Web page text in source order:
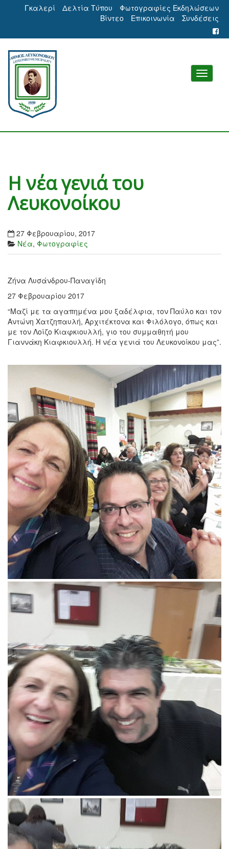
Γκαλερί Δελτία Τύπου
Φωτογραφίες Εκδηλώσεων
Βίντεο
Επικοινωνία Συνδέσεις
Η νέα γενιά του
Λευκονοίκου
27 Φεβρουαρίου, 2017
Νέα, Φωτογραφίες
Ζήνα Λυσάνδρου-Παναγίδη
27 Φεβρουαρίου 2017
“Μαζί με τα αγαπημένα μου ξαδέλφια, τον Παύλο και τον
Αντώνη Χατζηπαυλή, Αρχιτέκτονα και Φιλόλογο, όπως και
με τον Λοίζο Κιαφκιουλλή, γιο του συμμαθητή μου
Γιαννάκη Κιαφκιουλλή. Η νέα γενιά του Λευκονοίκου μας”.